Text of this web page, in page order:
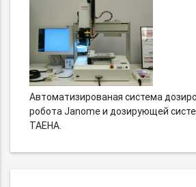
Автоматизированая система
робота Janome и дозирующей
TAEHA.